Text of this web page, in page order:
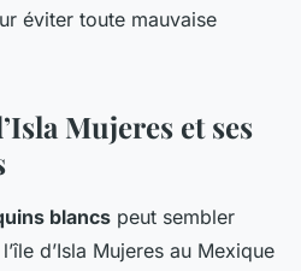
éviter toute mauvaise
Mujeres et ses
blancs peut sembler
d’Isla Mujeres au Mexique